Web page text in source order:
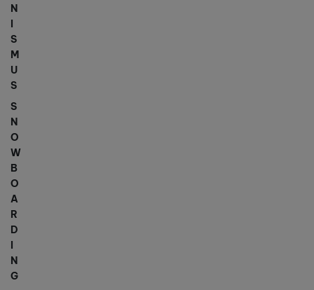
N
I
S
M
U
S
S
N
O
W
B
O
A
R
D
N
G